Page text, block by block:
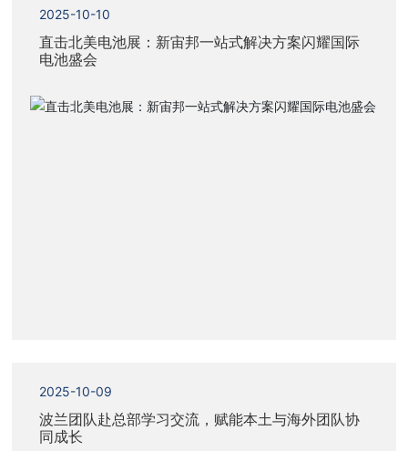
2025-10-10
直击北美电池展：新宙邦一站式解决方案闪耀国际
电池盛会
2025-10-09
波兰团队赴总部学习交流，赋能本土与海外团队协
同成长